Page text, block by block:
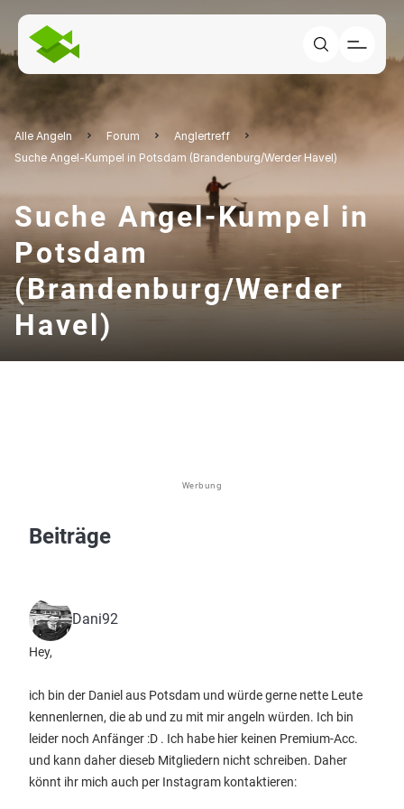
Alle Angeln Forum
Anglertreff
Suche Angel-Kumpel in Potsdam (Brandenburg/Werder Havel)
Suche Angel-Kumpel in
Potsdam
(Brandenburg/Werder
Havel)
Werbung
Beiträge
Dani92
Hey,
ich bin der Daniel aus Potsdam und würde gerne nette Leute
kennenlernen, die ab und zu mit mir angeln würden. Ich bin
leider noch Anfänger :D . Ich habe hier keinen Premium-Acc.
und kann daher dieseb Mitgliedern nicht schreiben. Daher
könnt ihr mich auch per Instagram kontaktieren: